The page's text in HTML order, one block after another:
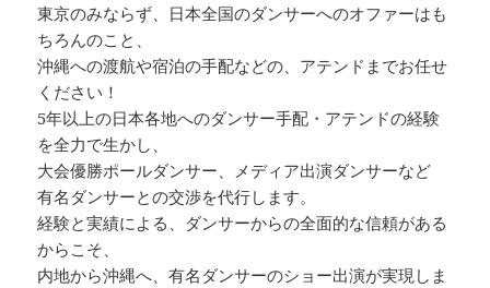
東京のみならず、日本全国のダンサーへのオファーはも
ちろんのこと、
沖縄への渡航や宿泊の手配などの、アテンドまでお任せ
ください！
5年以上の日本各地へのダンサー手配・アテンドの経験
を全力で生かし、
大会優勝ポールダンサー、メディア出演ダンサーなど
有名ダンサーとの交渉を代行します。
経験と実績による、ダンサーからの全面的な信頼がある
からこそ、
内地から沖縄へ、有名ダンサーのショー出演が実現しま